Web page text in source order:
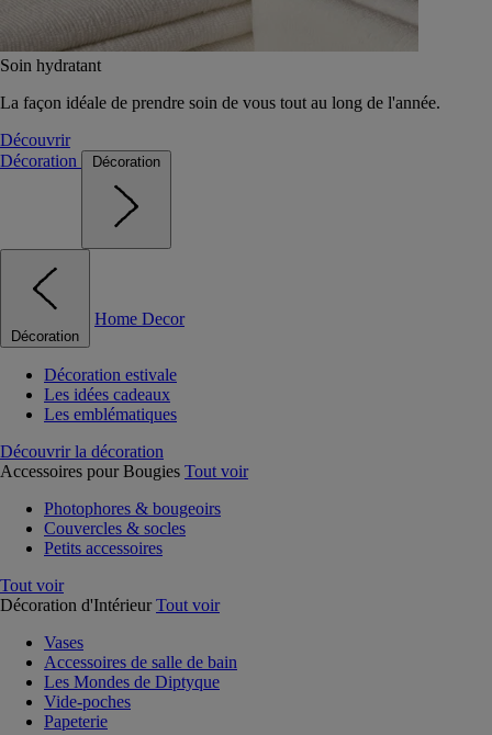
Soin hydratant
La façon idéale de prendre soin de vous tout au long de l'année.
Découvrir
Décoration
Décoration
Décoration
Home Decor
Décoration estivale
Les idées cadeaux
Les emblématiques
Découvrir la décoration
Accessoires pour Bougies Tout voir
Photophores & bougeoirs
Couvercles & socles
Petits accessoires
Tout voir
Décoration d'Intérieur Tout voir
Vases
Accessoires de salle de bain
Les Mondes de Diptyque
Vide-poches
Papeterie